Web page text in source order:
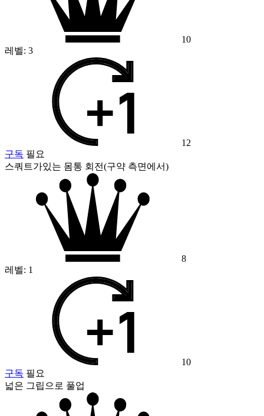
10
레벨: 3
12
구독 필요
스쿼트가있는 몸통 회전(구약 측면에서)
8
레벨: 1
10
구독 필요
넓은 그립으로 풀업